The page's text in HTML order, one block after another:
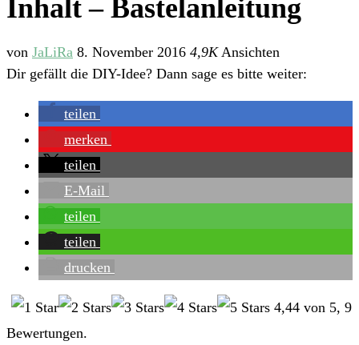
Inhalt – Bastelanleitung
von JaLiRa 8. November 2016 4,9KAnsichten
Dir gefällt die DIY-Idee? Dann sage es bitte weiter:
teilen
merken
teilen
E-Mail
teilen
teilen
drucken
4,44 von 5, 9
Bewertungen.